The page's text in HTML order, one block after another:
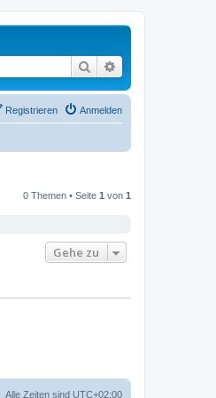
Suche
Anmelden
Registrieren
0 Themen • Seite 1 von 1
Gehe zu
Alle Zeiten sind UTC+02:00